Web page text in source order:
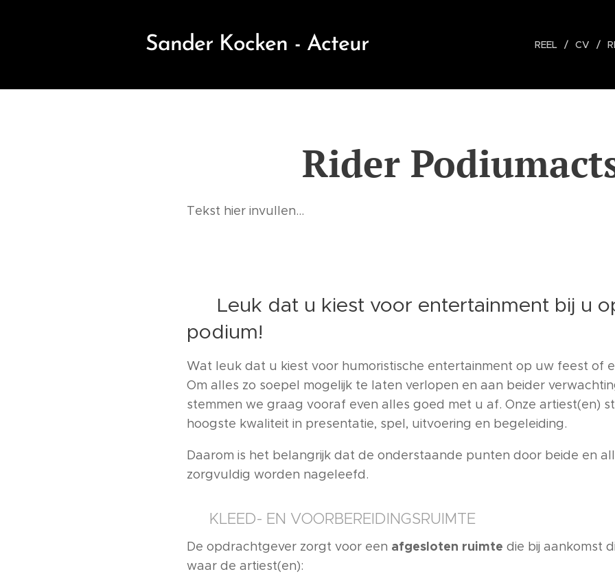
Sander Kocken - Acteur REEL CV
Rider
Tekst hier invullen...
🎉 Leuk dat u kiest voor entertainment bij u
podium!
Wat leuk dat u kiest voor humoristische entertainment op uw feest of
Om alles zo soepel mogelijk te laten verlopen en aan beider
stemmen we graag vooraf even alles goed met u af. Onze artiest(en)
hoogste kwaliteit in presentatie, spel, uitvoering en begeleiding.
Daarom is het belangrijk dat de onderstaande punten door beide en
zorgvuldig worden nageleefd.
🎭 KLEED- EN VOORBEREIDINGSRUIMTE
De opdrachtgever zorgt voor een afgesloten ruimte die bij aankomst
waar de artiest(en):